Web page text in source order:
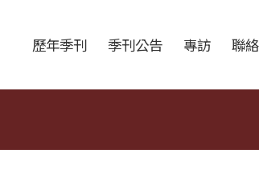
歷年季刊 季刊公告 專訪 聯